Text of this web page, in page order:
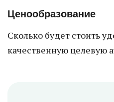
Ценообразование
Сколько будет стоить
качественную целевую